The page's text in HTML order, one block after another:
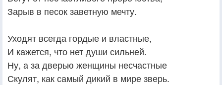
Зарыв в песок заветную мечту.
Уходят всегда гордые и властные,
И кажется, что нет души сильней.
Ну, а за дверью женщины несчастные
Скулят, как самый дикий в мире зверь.